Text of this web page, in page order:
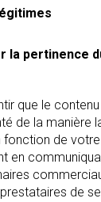
la pertinence
que le
de la manière
fonction de
en
de